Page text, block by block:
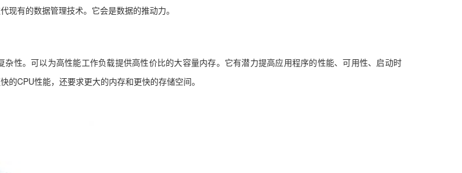
有的数据管理技术。它会是数据的推动力。
性。可以为高性能工作负载提供高性价比的大容量内存。它有潜力提高应用程序的性能、可用性、启动时
CPU性能，还要求更大的内存和更快的存储空间。